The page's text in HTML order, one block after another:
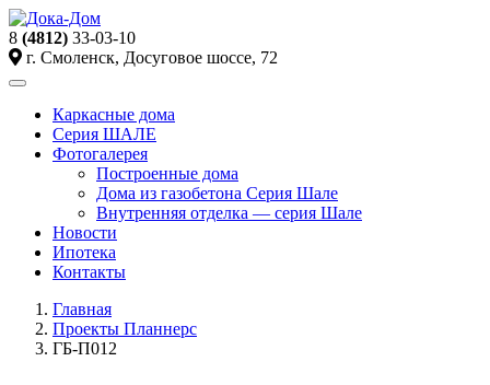
8 (4812) 33-03-10
г. Смоленск, Досуговое шоссе, 72
Toggle
navigationКаркасные дома
Серия ШАЛЕ
Фотогалерея
Построенные дома
Дома из газобетона Серия Шале
Внутренняя отделка — серия Шале
Новости
Ипотека
Контакты
Главная
Проекты Планнерс
ГБ-П012